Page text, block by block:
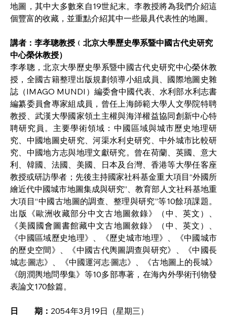
地圖，其中大多數來自19世紀末。李教授將為我們介紹這
個豐富的收藏，並重點介紹其中一些最具代表性的地圖。
講者：李孝聰教授﹙北京大學歷史學系暨中國古代史研究
中心榮休教授）
李孝聰，北京大學歷史學系暨中國古代史研究中心榮休教
授，全國古籍整理出版規劃領導小組成員、國際地圖史雜
誌（IMAGO MUNDI）編委會中國代表、水利部水利志書
編纂委員會專家組成員，曾任上海師範大學人文學院特聘
教授、武漢大學國家領土主權與海洋權益協同創新中心特
聘研究員。主要學術領域：中國區域與城市歷史地理研
究、中國地圖史研究、河渠水利史研究、中外城市比較研
究、中國地方志與地理文獻研究。曾在荷蘭、英國、意大
利、韓國、法國、美國、日本及台灣、香港等大學任客座
教授或研訪學者；先後主持國家社科基金重大項目“外國所
繪近代中國城市地圖集成與研究”、教育部人文社科基地重
大項目“中國古地圖的調查、整理與研究”等10餘項課題。
出版《歐洲收藏部分中文古地圖敘錄》（中、英文）、
《美國國會圖書館藏中文古地圖敘錄》（中、英文）、
《中國區域歷史地理》、《歷史城市地理》、《中國城市
的歷史空間》、《中國古代輿圖調查與研究》、《中國長
城志·圖志》、《中國運河志·圖志》、《古地圖上的長城》
《朗潤輿地問學集》等10多部專著，在海內外學術刊物發
表論文170餘篇。
日　　期： 2054年3月19日（星期三）